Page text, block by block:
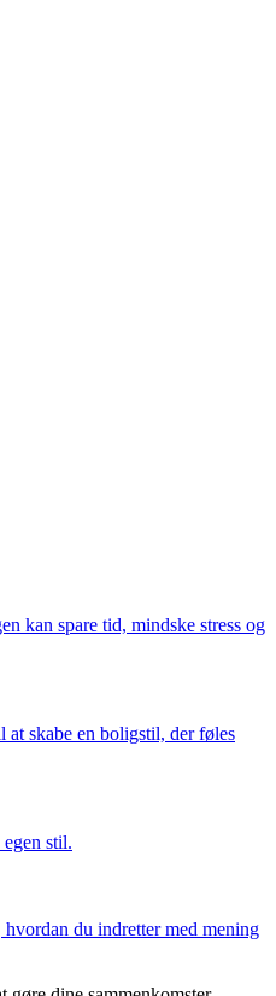
kan spare tid, mindske stress og
skabe en boligstil, der føles
stil.
du indretter med mening